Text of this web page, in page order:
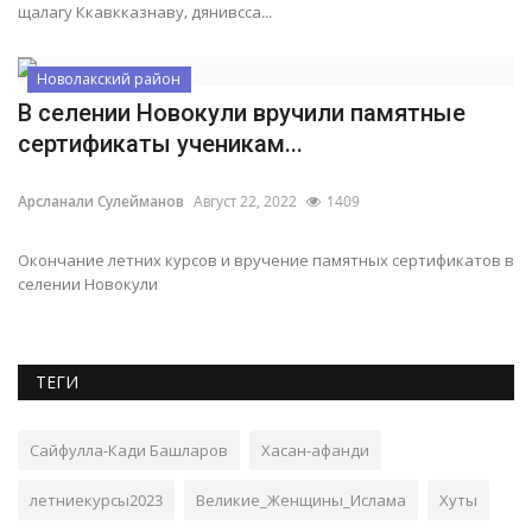
щалагу Ккавкказнаву, дянивсса...
Новолакский район
В селении Новокули вручили памятные
сертификаты ученикам...
Арсланали Сулейманов Август 22, 2022 1409
Окончание летних курсов и вручение памятных сертификатов в
селении Новокули
ТЕГИ
Сайфулла-Кади Башларов Хасан-афанди
летниекурсы2023 Великие_Женщины_Ислама Хуты